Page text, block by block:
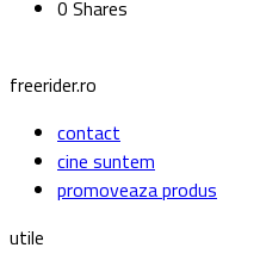
0 Shares
freerider.ro
contact
cine suntem
promoveaza produs
utile